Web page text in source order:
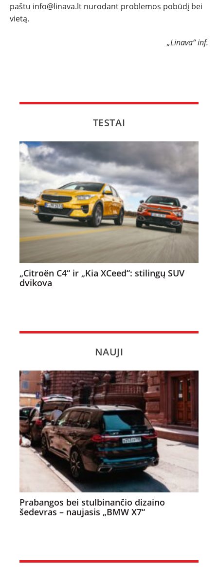
PATARIMAI
paštu info@linava.lt nurodant problemos pobūdį bei
vietą.
„Linava“ inf.
TESTAI
„Citroën C4“ ir „Kia XCeed“: stilingų SUV
dvikova
NAUJI
Prabangos bei stulbinančio dizaino
šedevras – naujasis „BMW X7“